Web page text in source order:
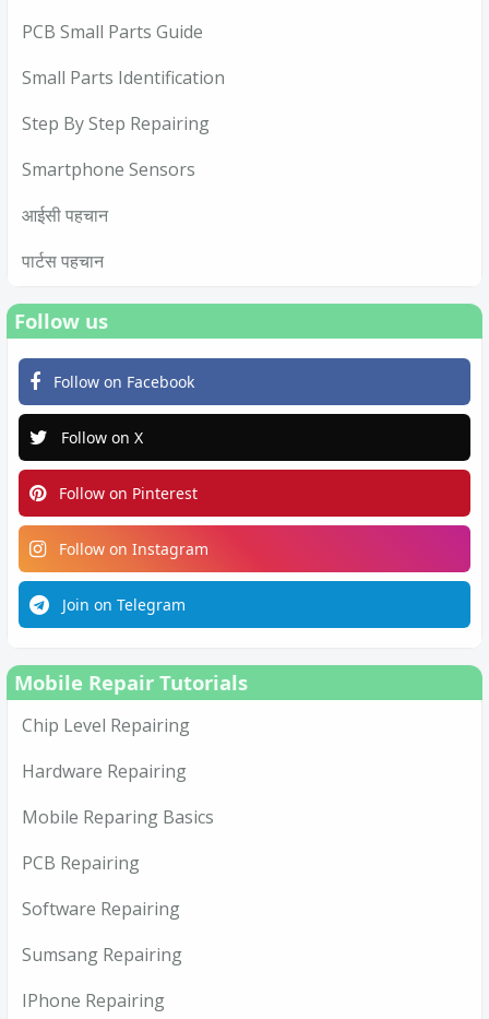
PCB Small Parts Guide
Small Parts Identification
Step By Step Repairing
Smartphone Sensors
आईसी पहचान
पार्टस पहचान
Follow us
Follow on Facebook
Follow on X
Follow on Pinterest
Follow on Instagram
Join on Telegram
Mobile Repair Tutorials
Chip Level Repairing
Hardware Repairing
Mobile Reparing Basics
PCB Repairing
Software Repairing
Sumsang Repairing
IPhone Repairing